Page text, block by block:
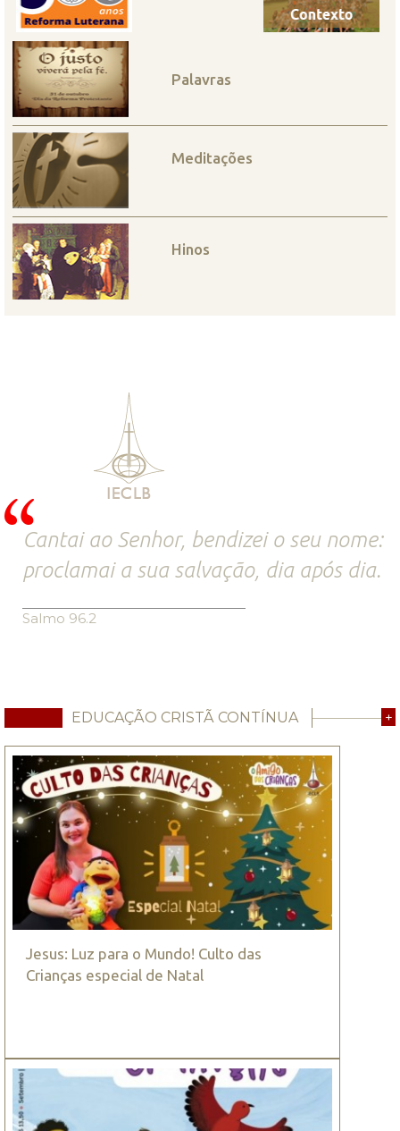
Palavras
Meditações
Hinos
Cantai ao Senhor, bendizei o seu nome:
proclamai a sua salvação, dia após dia.
Salmo 96.2
EDUCAÇÃO CRISTÃ CONTÍNUA +
Jesus: Luz para o Mundo! Culto das
Crianças especial de Natal